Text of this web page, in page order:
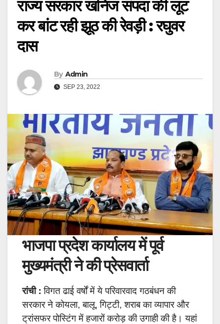
राज्य सरकार खनिज संपदा की लूट
कर बांट रही झूठ की रेवड़ी : रघुवर
दास
By Admin
SEP 23, 2022
भाजपा प्रदेश कार्यालय में पूर्व
मुख्यमंत्री ने की प्रेसवार्ता
रांची : विगत ढाई वर्षों में ये परिवारवाद गठबंधन की
सरकार ने कोयला, बालू, गिट्टी, शराब का व्यापार और
ट्रांसफर पोस्टिंग में हजारों करोड़ की उगाही की है। यहां